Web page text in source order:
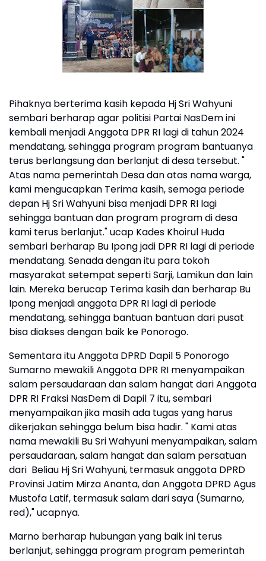
Pihaknya berterima kasih kepada Hj Sri Wahyuni
sembari berharap agar politisi Partai NasDem ini
kembali menjadi Anggota DPR RI lagi di tahun 2024
mendatang, sehingga program program bantuanya
terus berlangsung dan berlanjut di desa tersebut. "
Atas nama pemerintah Desa dan atas nama warga,
kami mengucapkan Terima kasih, semoga periode
depan Hj Sri Wahyuni bisa menjadi DPR RI lagi
sehingga bantuan dan program program di desa
kami terus berlanjut." ucap Kades Khoirul Huda
sembari berharap Bu Ipong jadi DPR RI lagi di periode
mendatang. Senada dengan itu para tokoh
masyarakat setempat seperti Sarji, Lamikun dan lain
lain. Mereka berucap Terima kasih dan berharap Bu
Ipong menjadi anggota DPR RI lagi di periode
mendatang, sehingga bantuan bantuan dari pusat
bisa diakses dengan baik ke Ponorogo.
Sementara itu Anggota DPRD Dapil 5 Ponorogo
Sumarno mewakili Anggota DPR RI menyampaikan
salam persaudaraan dan salam hangat dari Anggota
DPR RI Fraksi NasDem di Dapil 7 itu, sembari
menyampaikan jika masih ada tugas yang harus
dikerjakan sehingga belum bisa hadir. " Kami atas
nama mewakili Bu Sri Wahyuni menyampaikan, salam
persaudaraan, salam hangat dan salam persatuan
dari Beliau Hj Sri Wahyuni, termasuk anggota DPRD
Provinsi Jatim Mirza Ananta, dan Anggota DPRD Agus
Mustofa Latif, termasuk salam dari saya (Sumarno,
red)," ucapnya.
Marno berharap hubungan yang baik ini terus
berlanjut, sehingga program program pemerintah